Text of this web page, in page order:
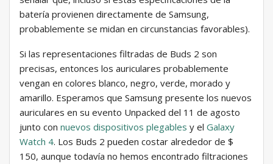
batería provienen directamente de Samsung,
probablemente se midan en circunstancias favorables).
Si las representaciones filtradas de Buds 2 son
precisas, entonces los auriculares probablemente
vengan en colores blanco, negro, verde, morado y
amarillo. Esperamos que Samsung presente los nuevos
auriculares en su evento Unpacked del 11 de agosto
junto con nuevos dispositivos plegables y el Galaxy
Watch 4. Los Buds 2 pueden costar alrededor de $
150, aunque todavía no hemos encontrado filtraciones